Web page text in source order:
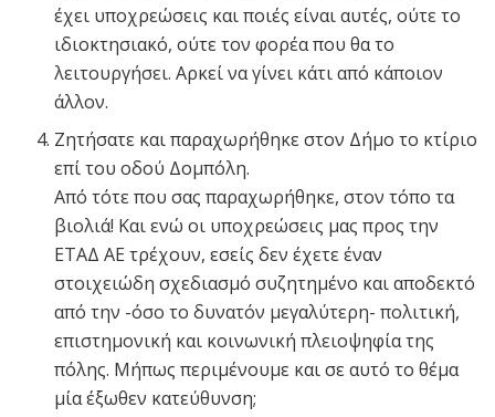
έχει υποχρεώσεις και ποιές είναι αυτές, ούτε το
ιδιοκτησιακό, ούτε τον φορέα που θα το
λειτουργήσει. Αρκεί να γίνει κάτι από κάποιον
άλλον.
Ζητήσατε και παραχωρήθηκε στον Δήμο το κτίριο
επί του οδού Δομπόλη.
Από τότε που σας παραχωρήθηκε, στον τόπο τα
βιολιά! Και ενώ οι υποχρεώσεις μας προς την
ΕΤΑΔ ΑΕ τρέχουν, εσείς δεν έχετε έναν
στοιχειώδη σχεδιασμό συζητημένο και αποδεκτό
από την -όσο το δυνατόν μεγαλύτερη- πολιτική,
επιστημονική και κοινωνική πλειοψηφία της
πόλης. Μήπως περιμένουμε και σε αυτό το θέμα
μία έξωθεν κατεύθυνση;